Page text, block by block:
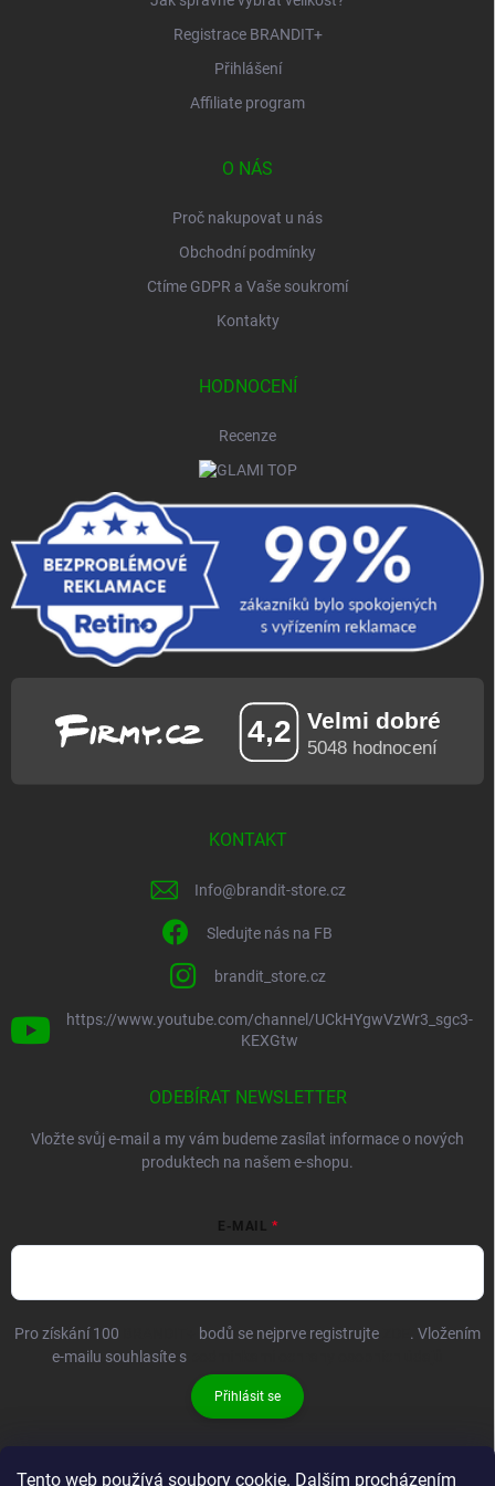
Tento web používá soubory cookie. Dalším procházením
Registrace BRANDIT+
Přihlášení
Affiliate program
O NÁS
Proč nakupovat u nás
Obchodní podmínky
Ctíme GDPR a Vaše soukromí
Kontakty
HODNOCENÍ
Recenze
KONTAKT
Info@brandit-store.cz
Sledujte nás na FB
brandit_store.cz
https://www.youtube.com/channel/UCkHYgwVzWr3_sgc3-
KEXGtw
ODEBÍRAT NEWSLETTER
Vložte svůj e-mail a my vám budeme zasílat informace o nových
produktech na našem e-shopu.
E-MAIL
Pro získání 100 bodů se nejprve registrujte
. Vložením
e-mailu souhlasíte s
Přihlásit se